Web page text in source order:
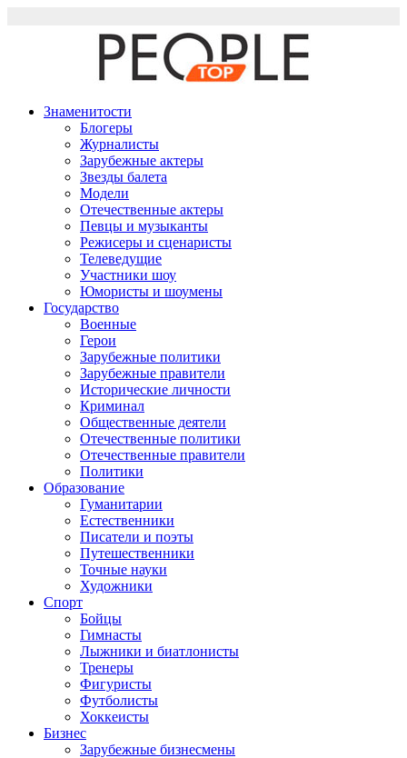
Знаменитости
Блогеры
Журналисты
Зарубежные актеры
Звезды балета
Модели
Отечественные актеры
Певцы и музыканты
Режисеры и сценаристы
Телеведущие
Участники шоу
Юмористы и шоумены
Государство
Военные
Герои
Зарубежные политики
Зарубежные правители
Исторические личности
Криминал
Общественные деятели
Отечественные политики
Отечественные правители
Политики
Образование
Гуманитарии
Естественники
Писатели и поэты
Путешественники
Точные науки
Художники
Спорт
Бойцы
Гимнасты
Лыжники и биатлонисты
Тренеры
Фигуристы
Футболисты
Хоккеисты
Бизнес
Зарубежные бизнесмены